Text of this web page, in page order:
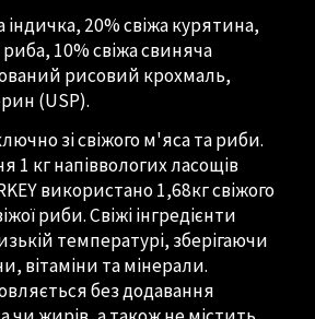
індичка, 20% свіжа курятина,
риба, 10% свіжа свиняча
рисовий крохмаль,
(USP).
зі свіжого м'яса та риби.
1 кг напіввологих ласощів
використано 1,68кг свіжого
риби. Свіжі інгредієнти
температурі, зберігаючи
вітаміни та мінерали.
без додавання